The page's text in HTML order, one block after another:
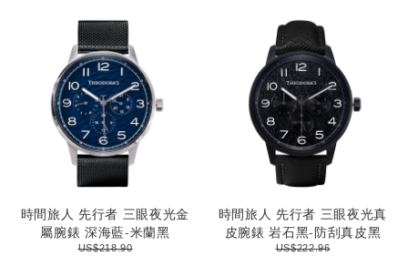
時間旅人 先行者 三眼夜光金
屬腕錶 深海藍-米蘭黑
US$218.90
時間旅人 先行者 三眼夜光真
皮腕錶 岩石黑-防刮真皮黑
US$222.96